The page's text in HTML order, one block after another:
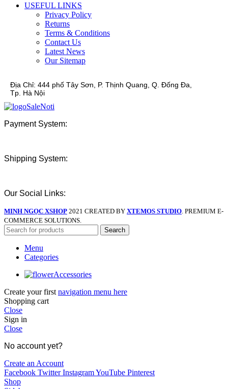
USEFUL LINKS
Privacy Policy
Returns
Terms & Conditions
Contact Us
Latest News
Our Sitemap
Địa Chỉ: 444 phố Tây Sơn, P. Thịnh Quang, Q. Đống Đa,
Tp. Hà Nội
Payment System:
Shipping System:
Our Social Links:
MINH NGỌC XSHOP 2021 CREATED BY XTEMOS STUDIO . PREMIUM E-
COMMERCE SOLUTIONS.
Search
Menu
Categories
Accessories
Create your first navigation menu here
Shopping cart
Close
Sign in
Close
No account yet?
Create an Account
Facebook Twitter InstagramYouTube Pinterest
Shop